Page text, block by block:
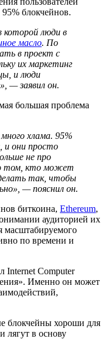
блокчейнов.
которой люди в
масло. По
в проект с
их маркетинг
и люди
— заявил он.
большая проблема
хлама. 95%
и они просто
не про
том, кто может
так, чтобы
— пояснил он.
биткоина, Ethereum,
аудиторией их
масштабируемого
по времени и
Internet Computer
Именно он может
блокчейны хороши для
лягут в основу